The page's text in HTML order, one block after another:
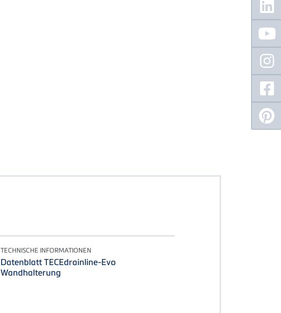
TECHNISCHE INFORMATIONEN
Datenblatt TECEdrainline-Evo
Wandhalterung